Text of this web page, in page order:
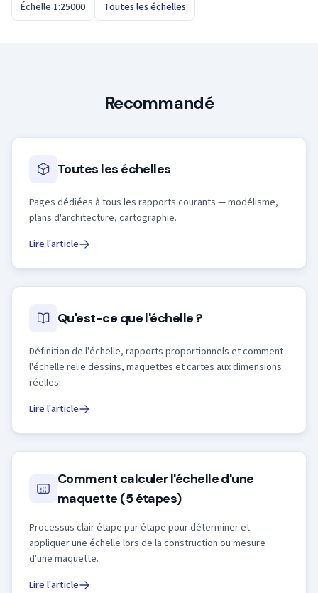
Échelle 1:25000
Toutes les échelles
Recommandé
Toutes les échelles
Pages dédiées à tous les rapports courants — modélisme,
plans d'architecture, cartographie.
Lire l'article
Qu'est-ce que l'échelle ?
Définition de l'échelle, rapports proportionnels et comment
l'échelle relie dessins, maquettes et cartes aux dimensions
réelles.
Lire l'article
Comment calculer l'échelle d'une
maquette (5 étapes)
Processus clair étape par étape pour déterminer et
appliquer une échelle lors de la construction ou mesure
d'une maquette.
Lire l'article